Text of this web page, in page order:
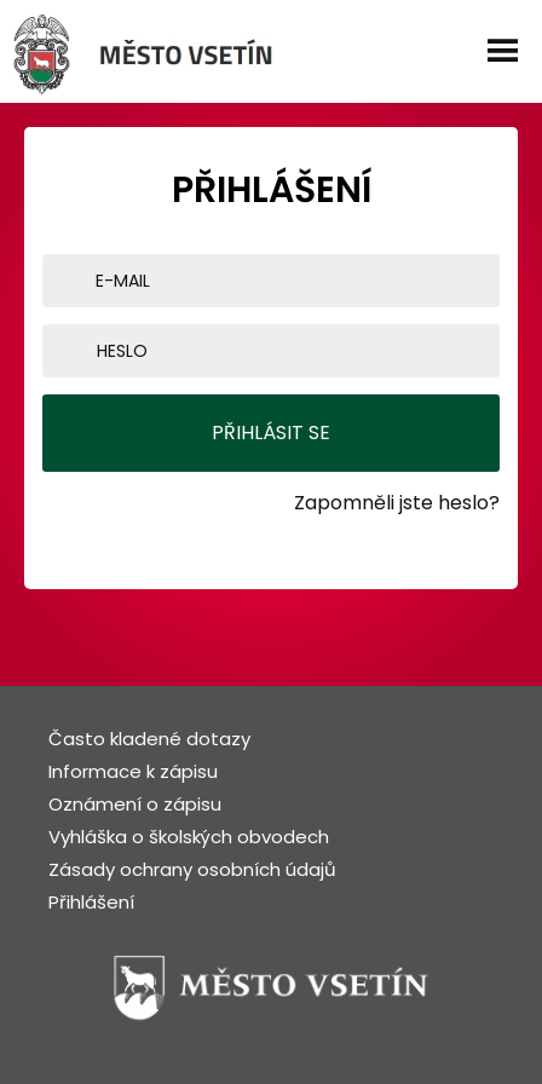
PŘIHLÁŠENÍ
E-MAIL
HESLO
Zapomněli jste heslo?
Často kladené dotazy
Informace k zápisu
Oznámení o zápisu
Vyhláška o školských obvodech
Zásady ochrany osobních údajů
Přihlášení